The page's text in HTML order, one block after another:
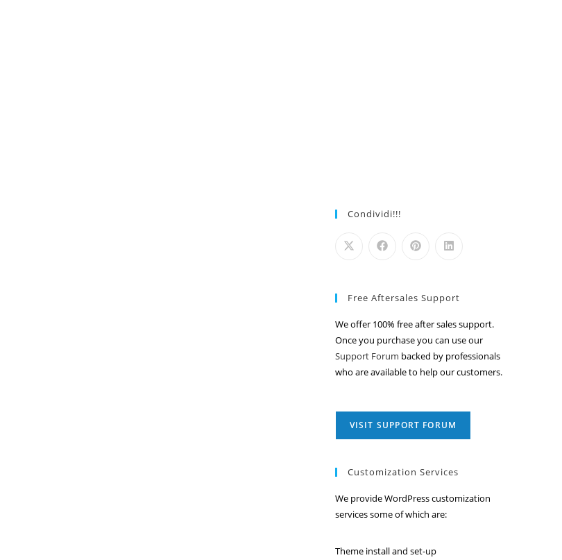
Condividi!!!
Free Aftersales Support
We offer 100% free after sales support.
Once you purchase you can use our
Support Forum backed by professionals
who are available to help our customers.
VISIT SUPPORT FORUM
Customization Services
We provide WordPress customization
services some of which are:
Theme install and set-up